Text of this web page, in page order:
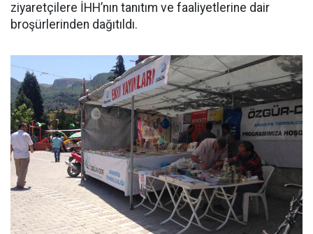
ziyaretçilere İHH’nın tanıtım ve faaliyetlerine dair
broşürlerinden dağıtıldı.